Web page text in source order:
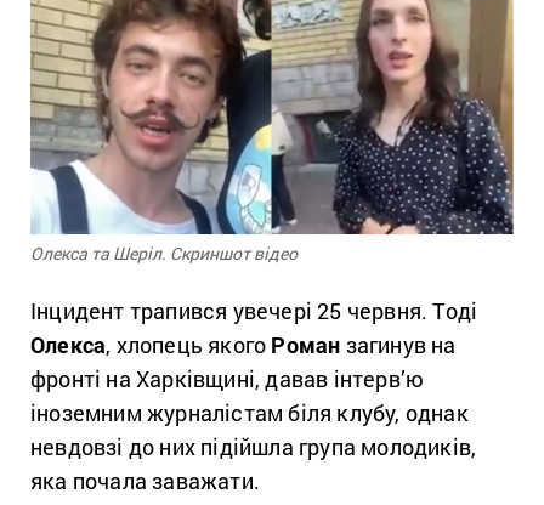
Олекса та Шеріл. Скриншот відео
Інцидент трапився увечері 25 червня. Тоді
Олекса, хлопець якого Роман загинув на
фронті на Харківщині, давав інтерв’ю
іноземним журналістам біля клубу, однак
невдовзі до них підійшла група молодиків,
яка почала заважати.